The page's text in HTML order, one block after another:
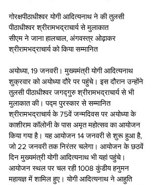
गोरक्षपीठाधीश्वर योगी आदित्यनाथ ने की तुलसी
पीठाधीश्वर श्रीरामभद्राचार्य से मुलाकात
सीएम ने जाना हालचाल, अंगवस्त्र ओढ़ाकर
श्रीरामभद्राचार्य को किया सम्मानित
अयोध्या, 19 जनवरी। मुख्यमंत्री योगी आदित्यनाथ
शुक्रवार को अयोध्या दौरे पर पहुंचे। इस दौरान उन्होंने
तुलसी पीठाधीश्वर जगद्गुरु श्रीरामभद्राचार्य से भी
मुलाकात की। पद्म पुरस्कार से सम्मानित
श्रीरामभद्राचार्य के 75वें जन्मदिवस पर अयोध्या के
काशीराम कॉलोनी के पास अमृत महोत्सव का आयोजन
किया गया है। यह आयोजन 14 जनवरी से शुरू हुआ है,
जो 22 जनवरी तक निरंतर चलेगा। आयोजन के छठवें
दिन मुख्यमंत्री योगी आदित्यनाथ भी यहां पहुंचे।
आयोजन स्थल पर चल रही 1008 कुंडीय हनुमन
महायज्ञ में शामिल हुए। योगी आदित्यनाथ ने आहुति